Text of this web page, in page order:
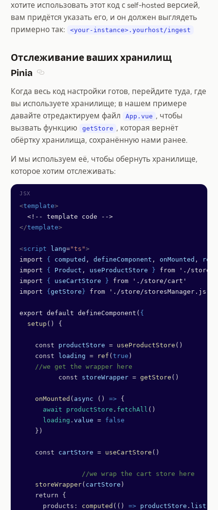
хотите использовать этот код с self-hosted версией,
вам придётся указать его, и он должен выглядеть
примерно так:
<your-instance>.yourhost/ingest
Отслеживание ваших хранилищ
Pinia
Когда весь код настройки готов, перейдите туда, где
вы используете хранилище; в нашем примере
давайте отредактируем файл
App.vue , чтобы
вызвать функцию
getStore , которая вернёт
обёртку хранилища, сохранённую нами ранее.
И мы используем её, чтобы обернуть хранилище,
которое хотим отслеживать:
<template>
  <!-- template code -->
</template>
<script lang="ts">
import { computed , defineComponent , onMounted , ref
import { Product , useProductStore } from './store/
import { useCartStore } from './store/cart'
import { getStore } from './store/storesManager.js'
export default defineComponent( {
  setup
() {
    const
productStore = useProductStore ()
    const
loading = ref ( true )
    //we get the wrapper here
	  const
storeWrapper = getStore ()
    onMounted
( async () => {
      await
productStore . fetchAll ()
      loading
. value = false
    })
    const
cartStore = useCartStore ()
		//we wrap the cart store here
    storeWrapper
( cartStore )
    return {
      products:
computed (() => productStore . list